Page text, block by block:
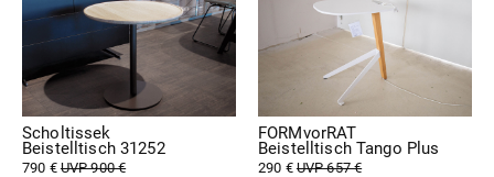
Scholtissek
Beistelltisch 31252
790 €UVP 900 €
FORMvorRAT
Beistelltisch Tango Plus
290 €UVP 657 €